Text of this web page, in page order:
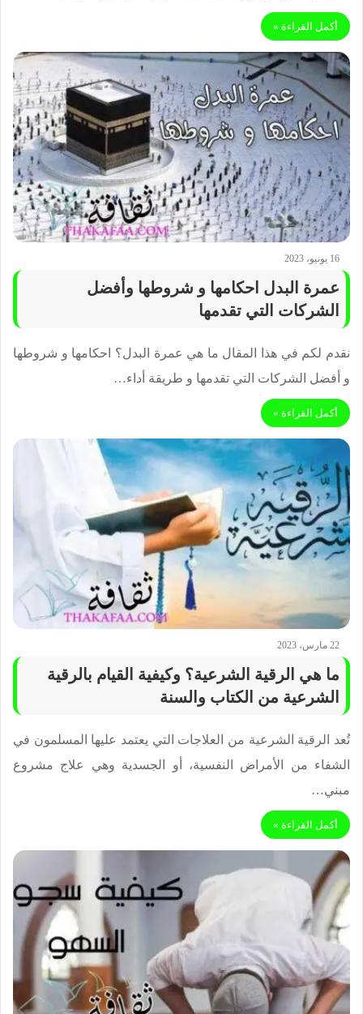
أكمل القراءة »
16 يونيو، 2023
عمرة البدل احكامها و شروطها وأفضل
الشركات التي تقدمها
نقدم لكم في هذا المقال ما هي عمرة البدل؟ احكامها و شروطها
و أفضل الشركات التي تقدمها و طريقة أداء…
أكمل القراءة »
22 مارس، 2023
ما هي الرقية الشرعية؟ وكيفية القيام بالرقية
الشرعية من الكتاب والسنة
تُعد الرقية الشرعية من العلاجات التي يعتمد عليها المسلمون في
الشفاء من الأمراض النفسية، أو الجسدية وهي علاج مشروع
مبني…
أكمل القراءة »